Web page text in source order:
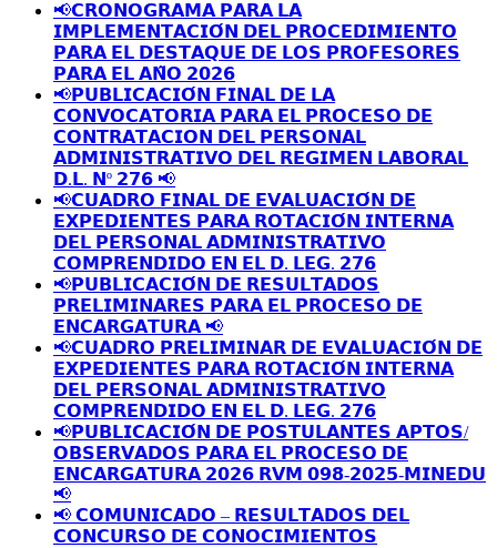
📢𝗖𝗥𝗢𝗡𝗢𝗚𝗥𝗔𝗠𝗔 𝗣𝗔𝗥𝗔 𝗟𝗔
𝗜𝗠𝗣𝗟𝗘𝗠𝗘𝗡𝗧𝗔𝗖𝗜𝗢́𝗡 𝗗𝗘𝗟 𝗣𝗥𝗢𝗖𝗘𝗗𝗜𝗠𝗜𝗘𝗡𝗧𝗢
𝗣𝗔𝗥𝗔 𝗘𝗟 𝗗𝗘𝗦𝗧𝗔𝗤𝗨𝗘 𝗗𝗘 𝗟𝗢𝗦 𝗣𝗥𝗢𝗙𝗘𝗦𝗢𝗥𝗘𝗦
𝗣𝗔𝗥𝗔 𝗘𝗟 𝗔𝗡̃𝗢 𝟮𝟬𝟮𝟲
📢𝗣𝗨𝗕𝗟𝗜𝗖𝗔𝗖𝗜𝗢́𝗡 𝗙𝗜𝗡𝗔𝗟 𝗗𝗘 𝗟𝗔
𝗖𝗢𝗡𝗩𝗢𝗖𝗔𝗧𝗢𝗥𝗜𝗔 𝗣𝗔𝗥𝗔 𝗘𝗟 𝗣𝗥𝗢𝗖𝗘𝗦𝗢 𝗗𝗘
𝗖𝗢𝗡𝗧𝗥𝗔𝗧𝗔𝗖𝗜𝗢𝗡 𝗗𝗘𝗟 𝗣𝗘𝗥𝗦𝗢𝗡𝗔𝗟
𝗔𝗗𝗠𝗜𝗡𝗜𝗦𝗧𝗥𝗔𝗧𝗜𝗩𝗢 𝗗𝗘𝗟 𝗥𝗘𝗚𝗜𝗠𝗘𝗡 𝗟𝗔𝗕𝗢𝗥𝗔𝗟
𝗗.𝗟. 𝗡º 𝟮𝟳𝟲 📢
📢𝗖𝗨𝗔𝗗𝗥𝗢 𝗙𝗜𝗡𝗔𝗟 𝗗𝗘 𝗘𝗩𝗔𝗟𝗨𝗔𝗖𝗜𝗢́𝗡 𝗗𝗘
𝗘𝗫𝗣𝗘𝗗𝗜𝗘𝗡𝗧𝗘𝗦 𝗣𝗔𝗥𝗔 𝗥𝗢𝗧𝗔𝗖𝗜𝗢́𝗡 𝗜𝗡𝗧𝗘𝗥𝗡𝗔
𝗗𝗘𝗟 𝗣𝗘𝗥𝗦𝗢𝗡𝗔𝗟 𝗔𝗗𝗠𝗜𝗡𝗜𝗦𝗧𝗥𝗔𝗧𝗜𝗩𝗢
𝗖𝗢𝗠𝗣𝗥𝗘𝗡𝗗𝗜𝗗𝗢 𝗘𝗡 𝗘𝗟 𝗗. 𝗟𝗘𝗚. 𝟮𝟳𝟲
📢𝗣𝗨𝗕𝗟𝗜𝗖𝗔𝗖𝗜𝗢́𝗡 𝗗𝗘 𝗥𝗘𝗦𝗨𝗟𝗧𝗔𝗗𝗢𝗦
𝗣𝗥𝗘𝗟𝗜𝗠𝗜𝗡𝗔𝗥𝗘𝗦 𝗣𝗔𝗥𝗔 𝗘𝗟 𝗣𝗥𝗢𝗖𝗘𝗦𝗢 𝗗𝗘
𝗘𝗡𝗖𝗔𝗥𝗚𝗔𝗧𝗨𝗥𝗔 📢
📢𝗖𝗨𝗔𝗗𝗥𝗢 𝗣𝗥𝗘𝗟𝗜𝗠𝗜𝗡𝗔𝗥 𝗗𝗘 𝗘𝗩𝗔𝗟𝗨𝗔𝗖𝗜𝗢́𝗡 𝗗𝗘
𝗘𝗫𝗣𝗘𝗗𝗜𝗘𝗡𝗧𝗘𝗦 𝗣𝗔𝗥𝗔 𝗥𝗢𝗧𝗔𝗖𝗜𝗢́𝗡 𝗜𝗡𝗧𝗘𝗥𝗡𝗔
𝗗𝗘𝗟 𝗣𝗘𝗥𝗦𝗢𝗡𝗔𝗟 𝗔𝗗𝗠𝗜𝗡𝗜𝗦𝗧𝗥𝗔𝗧𝗜𝗩𝗢
𝗖𝗢𝗠𝗣𝗥𝗘𝗡𝗗𝗜𝗗𝗢 𝗘𝗡 𝗘𝗟 𝗗. 𝗟𝗘𝗚. 𝟮𝟳𝟲
📢𝗣𝗨𝗕𝗟𝗜𝗖𝗔𝗖𝗜𝗢́𝗡 𝗗𝗘 𝗣𝗢𝗦𝗧𝗨𝗟𝗔𝗡𝗧𝗘𝗦 𝗔𝗣𝗧𝗢𝗦/
𝗢𝗕𝗦𝗘𝗥𝗩𝗔𝗗𝗢𝗦 𝗣𝗔𝗥𝗔 𝗘𝗟 𝗣𝗥𝗢𝗖𝗘𝗦𝗢 𝗗𝗘
𝗘𝗡𝗖𝗔𝗥𝗚𝗔𝗧𝗨𝗥𝗔 𝟮𝟬𝟮𝟲 𝗥𝗩𝗠 𝟬𝟵𝟴-𝟮𝟬𝟮𝟱-𝗠𝗜𝗡𝗘𝗗𝗨
📢
📢 𝗖𝗢𝗠𝗨𝗡𝗜𝗖𝗔𝗗𝗢 – 𝗥𝗘𝗦𝗨𝗟𝗧𝗔𝗗𝗢𝗦 𝗗𝗘𝗟
𝗖𝗢𝗡𝗖𝗨𝗥𝗦𝗢 𝗗𝗘 𝗖𝗢𝗡𝗢𝗖𝗜𝗠𝗜𝗘𝗡𝗧𝗢𝗦